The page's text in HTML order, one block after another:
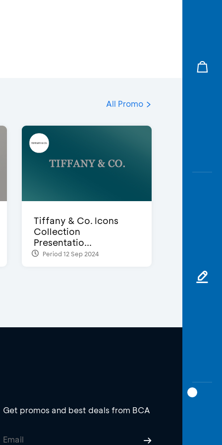
All Promo
Tiffany & Co. Icons
Collection
Presentatio...
Period 12 Sep 2024
Get promos and best deals from BCA